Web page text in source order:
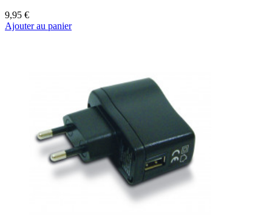
9,95 €
Ajouter au panier